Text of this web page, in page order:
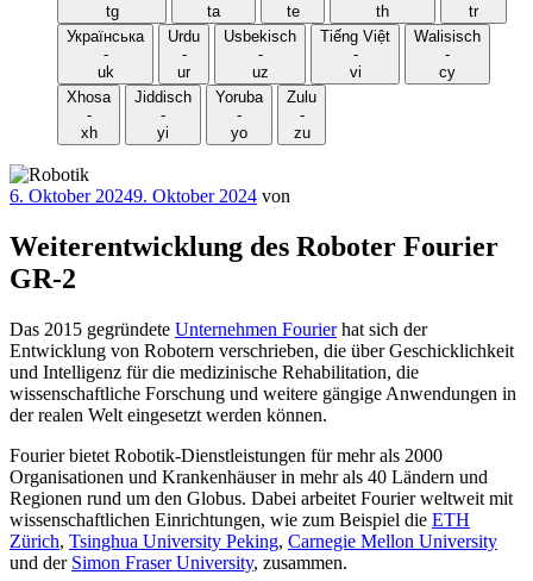
tg
ta
te
th
tr
Українська
-
uk
Urdu
-
ur
Usbekisch
-
uz
Tiếng Việt
-
vi
Walisisch
-
cy
Xhosa
-
xh
Jiddisch
-
yi
Yoruba
-
yo
Zulu
-
zu
Veröffentlicht
6. Oktober 20249. Oktober 2024 von
Weiterentwicklung des Roboter Fourier
GR-2
Das 2015 gegründete Unternehmen Fourierhat sich der
Entwicklung von Robotern verschrieben, die über Geschicklichkeit
und Intelligenz für die medizinische Rehabilitation, die
wissenschaftliche Forschung und weitere gängige Anwendungen in
der realen Welt eingesetzt werden können.
Fourier bietet Robotik-Dienstleistungen für mehr als 2000
Organisationen und Krankenhäuser in mehr als 40 Ländern und
Regionen rund um den Globus. Dabei arbeitet Fourier weltweit mit
wissenschaftlichen Einrichtungen, wie zum Beispiel die ETH
Zürich, Tsinghua University Peking, Carnegie Mellon University
und der Simon Fraser University, zusammen.